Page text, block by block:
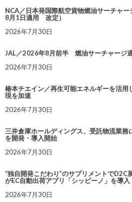
NCA／日本発国際航空貨物燃油サーチャ
8月1日適用 改定）
2026年7月30日
JAL／2026年8月前半 燃油サーチャージ
2026年7月30日
椿本チエイン／再生可能エネルギーを活用
現を加速
2026年7月30日
三井倉庫ホールディングス、受託物流業務
を開発・導入開始
2026年7月30日
“独自開発こだわり”のサプリメントでD2C
がEC自動出荷アプリ「シッピーノ」を導入
2026年7月30日